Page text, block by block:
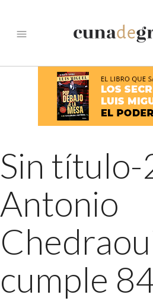
menu
Sin título-
Antonio
cumple